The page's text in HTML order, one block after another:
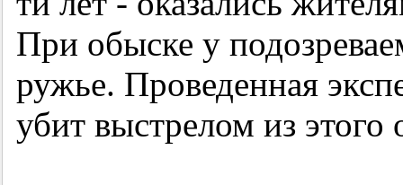
При обыске у
ружье. Проведенная
убит выстрелом из этого